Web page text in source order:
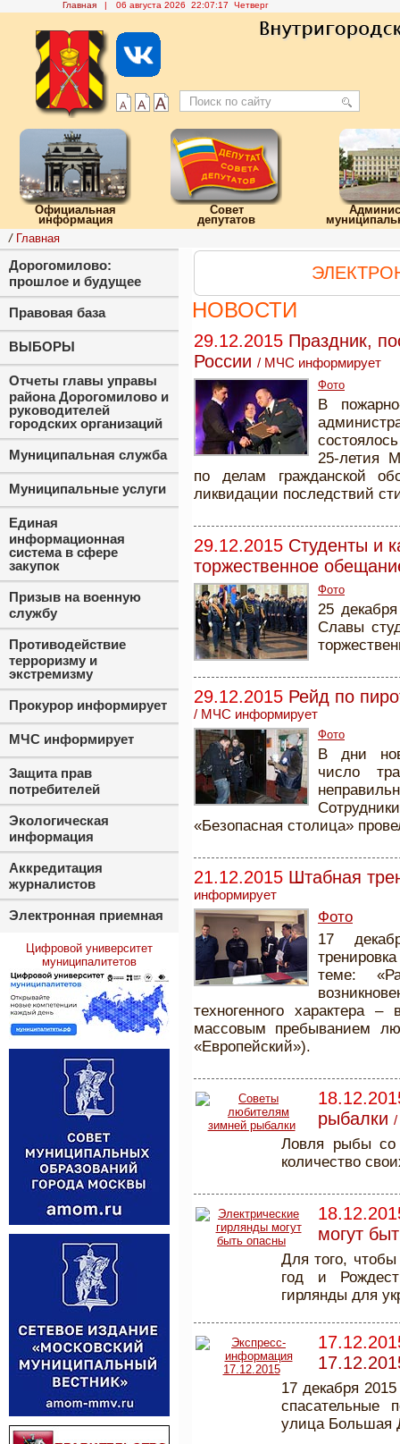
Главная | 06 августа 2026 22:07:18 Четверг
Официальная
информация
Совет
депутатов
/ Главная
НОВОСТИ
29.12.2015 Праздник,
России / МЧС информирует
Фото
В
25-летия
по делам гражданской
ликвидации последствий
29.12.2015 Студенты и
торжественное
Фото
25
Славы
29.12.2015 Рейд по
/ МЧС информирует
Фото
В дни
число
«Безопасная столица»
21.12.2015 Штабная
информирует
Фото
17
теме:
техногенного характера
массовым пребыванием
«Европейский»).
рыбалки /
Ловля рыбы со
количество
могут
Для того,
год и
гирлянды для
17 декабря
спасательные
улица Большая
Дорогомилово:
прошлое и будущее
Правовая база
ВЫБОРЫ
Отчеты главы управы
района Дорогомилово и
руководителей
городских организаций
Муниципальная служба
Муниципальные услуги
Единая
информационная
система в сфере
закупок
Призыв на военную
службу
Противодействие
терроризму и
экстремизму
Прокурор информирует
МЧС информирует
Защита прав
потребителей
Экологическая
информация
Аккредитация
журналистов
Электронная приемная
Цифровой университет
муниципалитетов